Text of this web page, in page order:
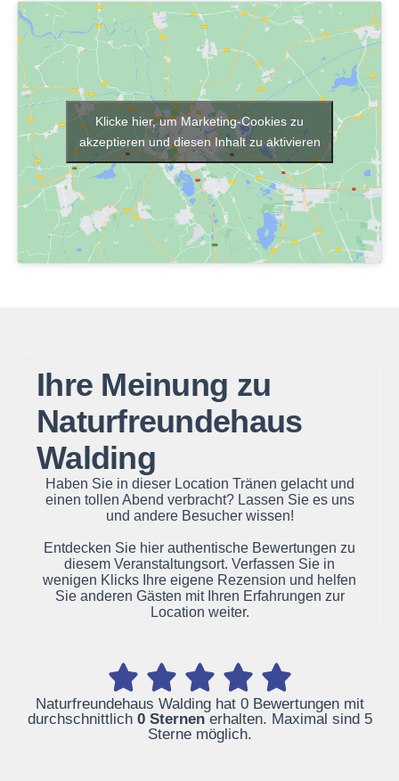
Klicke hier, um Marketing-Cookies zu
akzeptieren und diesen Inhalt zu aktivieren
Ihre Meinung zu
Naturfreundehaus
Walding
Haben Sie in dieser Location Tränen gelacht und
einen tollen Abend verbracht? Lassen Sie es uns
und andere Besucher wissen!
Entdecken Sie hier authentische Bewertungen zu
diesem Veranstaltungsort. Verfassen Sie in
wenigen Klicks Ihre eigene Rezension und helfen
Sie anderen Gästen mit Ihren Erfahrungen zur
Location weiter.
Naturfreundehaus Walding hat 0 Bewertungen mit
durchschnittlich 0 Sternenerhalten. Maximal sind 5
Sterne möglich.